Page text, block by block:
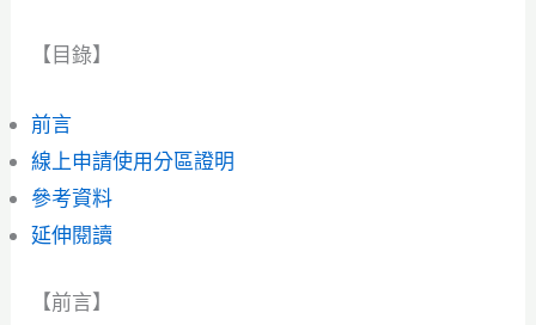
【目錄】
前言
線上申請使用分區證明
參考資料
延伸閱讀
【前言】